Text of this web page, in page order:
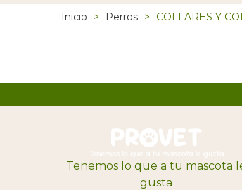
Inicio > Perros > COLLARES Y
Tenemos lo que a tu mascota
gusta